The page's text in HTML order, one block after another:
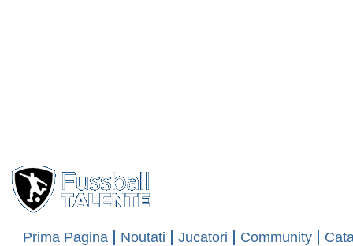
Prima Pagina Noutati Jucatori Community